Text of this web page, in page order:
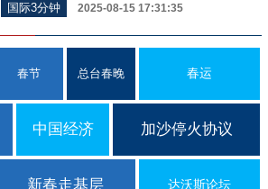
国际3分钟 2025-08-15 17:31:35
春节 总台春晚 春运
中国经济 加沙停火协议
新春走基层 达沃斯论坛